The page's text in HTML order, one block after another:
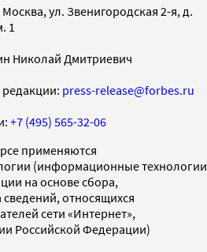
ул. Звенигородская 2-я, д.
1
Николай Дмитриевич
press-release@forbes.ru
+7 (495) 565-32-06
применяются
(информационные технологии
на основе сбора,
относящихся
сети «Интернет»,
Российской Федерации)